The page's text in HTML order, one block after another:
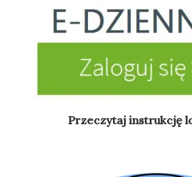
Przeczytaj instrukcję